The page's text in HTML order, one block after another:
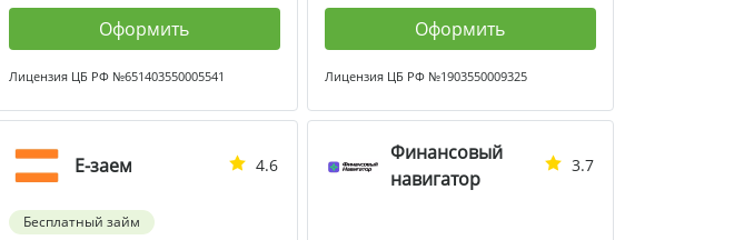
Оформить
Лицензия ЦБ РФ №651403550005541
Оформить
Лицензия ЦБ РФ №1903550009325
Е-заем 4.6
Бесплатный займ
Финансовый
навигатор
3.7